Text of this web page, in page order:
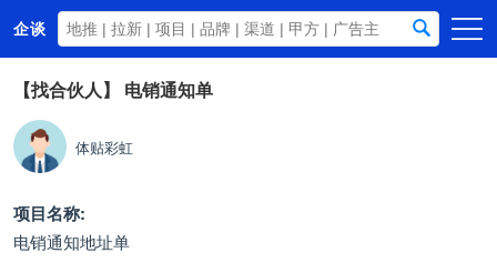
企谈
首页
商务资源
资讯动态
关于我们
【找合伙人】 电销通知单
体贴彩虹
项目名称:
电销通知地址单